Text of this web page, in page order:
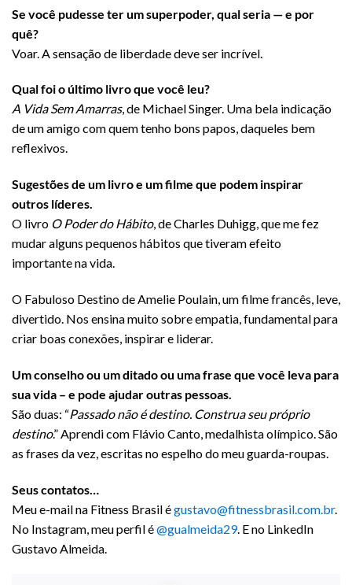
Se você pudesse ter um superpoder, qual seria — e por
quê?
Voar. A sensação de liberdade deve ser incrível.
Qual foi o último livro que você leu?
A Vida Sem Amarras, de Michael Singer. Uma bela indicação
de um amigo com quem tenho bons papos, daqueles bem
reflexivos.
Sugestões de um livro e um filme que podem inspirar
outros líderes.
O livro O Poder do Hábito, de Charles Duhigg, que me fez
mudar alguns pequenos hábitos que tiveram efeito
importante na vida.
O Fabuloso Destino de Amelie Poulain, um filme francês, leve,
divertido. Nos ensina muito sobre empatia, fundamental para
criar boas conexões, inspirar e liderar.
Um conselho ou um ditado ou uma frase que você leva para
sua vida – e pode ajudar outras pessoas.
São duas: “Passado não é destino. Construa seu próprio
destino.” Aprendi com Flávio Canto, medalhista olímpico. São
as frases da vez, escritas no espelho do meu guarda-roupas.
Seus contatos…
Meu e-mail na Fitness Brasil égustavo@fitnessbrasil.com.br.
No Instagram, meu perfil é@gualmeida29. E no LinkedIn
Gustavo Almeida.